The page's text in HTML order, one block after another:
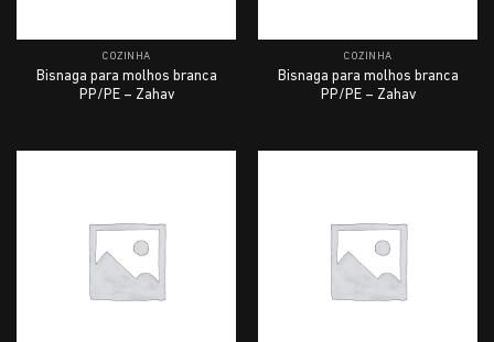
COZINHA
Bisnaga para molhos branca
PP/PE – Zahav
COZINHA
Bisnaga para molhos branca
PP/PE – Zahav